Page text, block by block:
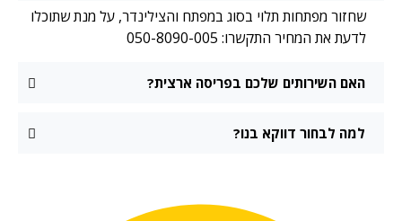
שחזור מפתחות תלוי בסוג במפתח והצילינדר, על מנת שתוכלו
לדעת את המחיר התקשרו: 050-8090-005
האם השירותים שלכם בפריסה ארצית?
למה לבחור דווקא בנו?